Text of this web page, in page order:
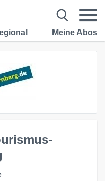
Meine Abos